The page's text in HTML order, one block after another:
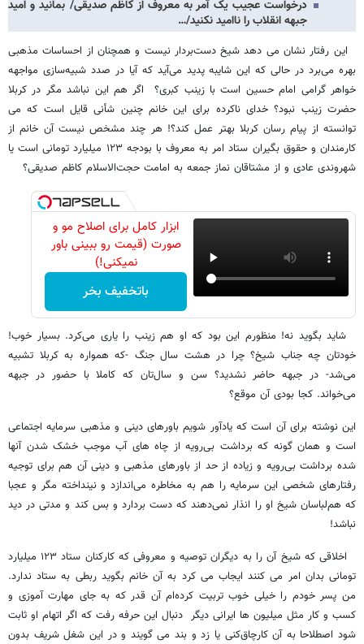
درخواست عجیب یک آمر به معروف از کاظم صدیقی/ بمانید و امید
جبهه انقلاب را ناامید نکنید/…
این رفتار نشان می دهد شیخ دست‌بردار نیست و همچنان از احساسات مذهبی
بهره می‌برد در حالی که این شایبه پدید می‌آید که آیا در صدد شبیه‌سازی مواجهه
خواهر گرامی امام حسین است با زینب کبری؟ اگر هم این نباشد مگر در کربلا
حضرت زینب نبود؟ خدای ناکرده برای این خانم چنین شأنی قایل است که می
توانسته از پیام رسان کربلا بهتر عمل کند؟! هر چند مشخص نیست آن خانم از
کارمندان و حقوق بگیران ستاد امر به معروف با بودجه ۱۲۳ میلیارد تومانی است یا
شهروندی عادی و از مشتاقان نماز جمعه به امامت حجت‌الاسلام کاظم صدیقی؟
ابزار کامل برای اصلاح مو و
صورت (قیمت رو ببینی باور
نمیکنی!)
باتخفیف بخر
شاید بگوید نه!‌ منظورم این بود که او هم زینب را یاری می‌کرد. بسیار خوب!
خودتان چه جناب شیخ؟ چرا در هشت سال جنگ -که همواره به کربلا تشبیه
می‌شد- در جبهه حاضر نشدید؟ سن و سال‌تان که کاملا با حضور در جبهه
می‌خواند. کجا بودی آن موقع؟
این نوشته برای آن است که یادآور شویم باورهای دینی و مذهبی سرمایه اجتماعی
است و همان گونه که برداشت بی‌رویه از چاه های آب موجب خشک شدن آنها
شده برداشت بی‌رویه و زیاده از حد از باورهای مذهبی و دینی آن هم برای توجیه
رفتارهای شخصی این سرمایه را هم به مخاطره می‌اندازد و نینداخته مگر و عجبا
که هم‌لباسان شیخ او را انذار نمی‌دهند که دست بردارد و بس کند و مدتی در دید
نباشد!
اخلاقی که شیخ آن را به دیگران توصیه و معروفی که کارکنان ستاد ۱۲۳ میلیارد
تومانی بدان امر می کنند ایجاب می کرد به آن خانم بگوید ربطی به ستاد ندارد.
من پسر خودم را خیلی خوب تربیت کرده‌ام آن قدر که به جای مهارت آموزی و
کسب و کار مثل میلیون ها ایرانی دیگر دنبال این حرفه رفت که اگر اتهام او ثابت
شود اصطلاحا به آن کارچاق‌کنی یا زد و بند می گویند و در این شغل شریف بدون